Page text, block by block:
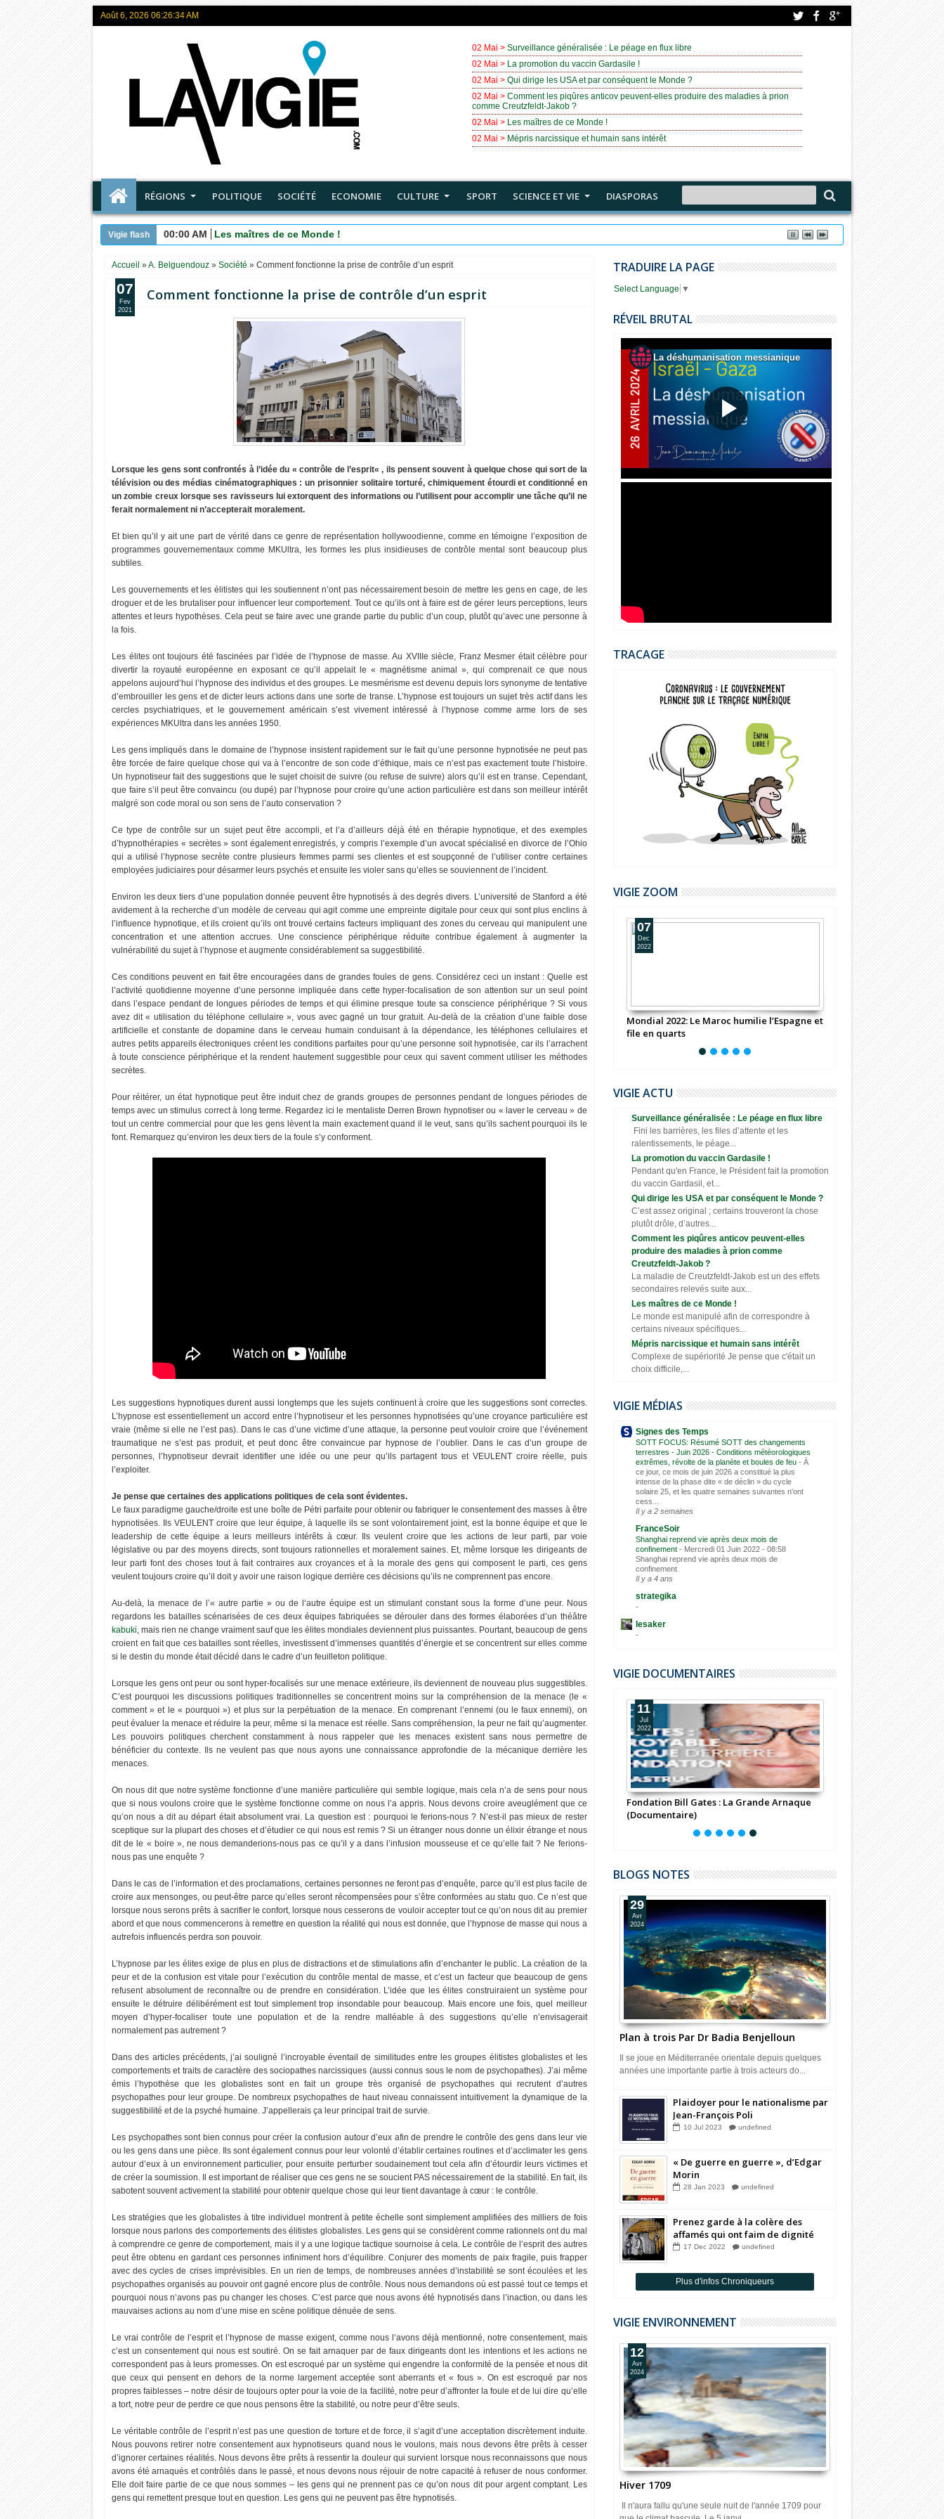
Août 6, 2026 06:26:35 AM
02 Mai > Surveillance généralisée : Le péage en flux libre
02 Mai > La promotion du vaccin Gardasile !
02 Mai > Qui dirige les USA et par conséquent le Monde ?
02 Mai > Comment les piqûres anticov peuvent-elles produire des maladies à prion
comme Creutzfeldt-Jakob ?
02 Mai > Les maîtres de ce Monde !
02 Mai > Mépris narcissique et humain sans intérêt
RÉGIONS POLITIQUE SOCIÉTÉ ECONOMIE CULTURE SPORT SCIENCE ET VIE DIASPORAS
Vigie flash 00:00 AM Mépris narcissique et humain sans intérêt
Accueil »A. Belguendouz »Société »Comment fonctionne la prise de contrôle d’un esprit
Comment fonctionne la prise de contrôle d’un esprit
Lorsque les gens sont confrontés à l’idée du « contrôle de l’esprit« , ils pensent souvent à quelque chose qui sort de la
télévision ou des médias cinématographiques : un prisonnier solitaire torturé, chimiquement étourdi et conditionné en
un zombie creux lorsque ses ravisseurs lui extorquent des informations ou l’utilisent pour accomplir une tâche qu’il ne
ferait normalement ni n’accepterait moralement.
Et bien qu’il y ait une part de vérité dans ce genre de représentation hollywoodienne, comme en témoigne l’exposition de
programmes gouvernementaux comme MKUltra, les formes les plus insidieuses de contrôle mental sont beaucoup plus
subtiles.
Les gouvernements et les élitistes qui les soutiennent n’ont pas nécessairement besoin de mettre les gens en cage, de les
droguer et de les brutaliser pour influencer leur comportement. Tout ce qu’ils ont à faire est de gérer leurs perceptions, leurs
attentes et leurs hypothèses. Cela peut se faire avec une grande partie du public d’un coup, plutôt qu’avec une personne à
la fois.
Les élites ont toujours été fascinées par l’idée de l’hypnose de masse. Au XVIIIe siècle, Franz Mesmer était célèbre pour
divertir la royauté européenne en exposant ce qu’il appelait le « magnétisme animal », qui comprenait ce que nous
appelons aujourd’hui l’hypnose des individus et des groupes. Le mesmérisme est devenu depuis lors synonyme de tentative
d’embrouiller les gens et de dicter leurs actions dans une sorte de transe. L’hypnose est toujours un sujet très actif dans les
cercles psychiatriques, et le gouvernement américain s’est vivement intéressé à l’hypnose comme arme lors de ses
expériences MKUltra dans les années 1950.
Les gens impliqués dans le domaine de l’hypnose insistent rapidement sur le fait qu’une personne hypnotisée ne peut pas
être forcée de faire quelque chose qui va à l’encontre de son code d’éthique, mais ce n’est pas exactement toute l’histoire.
Un hypnotiseur fait des suggestions que le sujet choisit de suivre (ou refuse de suivre) alors qu’il est en transe. Cependant,
que faire s’il peut être convaincu (ou dupé) par l’hypnose pour croire qu’une action particulière est dans son meilleur intérêt
malgré son code moral ou son sens de l’auto conservation ?
Ce type de contrôle sur un sujet peut être accompli, et l’a d’ailleurs déjà été en thérapie hypnotique, et des exemples
d’hypnothérapies « secrètes » sont également enregistrés, y compris l’exemple d’un avocat spécialisé en divorce de l’Ohio
qui a utilisé l’hypnose secrète contre plusieurs femmes parmi ses clientes et est soupçonné de l’utiliser contre certaines
employées judiciaires pour désarmer leurs psychés et ensuite les violer sans qu’elles se souviennent de l’incident.
Environ les deux tiers d’une population donnée peuvent être hypnotisés à des degrés divers. L’université de Stanford a été
avidement à la recherche d’un modèle de cerveau qui agit comme une empreinte digitale pour ceux qui sont plus enclins à
l’influence hypnotique, et ils croient qu’ils ont trouvé certains facteurs impliquant des zones du cerveau qui manipulent une
concentration et une attention accrues. Une conscience périphérique réduite contribue également à augmenter la
vulnérabilité du sujet à l’hypnose et augmente considérablement sa suggestibilité.
Ces conditions peuvent en fait être encouragées dans de grandes foules de gens. Considérez ceci un instant : Quelle est
l’activité quotidienne moyenne d’une personne impliquée dans cette hyper-focalisation de son attention sur un seul point
dans l’espace pendant de longues périodes de temps et qui élimine presque toute sa conscience périphérique ? Si vous
avez dit « utilisation du téléphone cellulaire », vous avec gagné un tour gratuit. Au-delà de la création d’une faible dose
artificielle et constante de dopamine dans le cerveau humain conduisant à la dépendance, les téléphones cellulaires et
autres petits appareils électroniques créent les conditions parfaites pour qu’une personne soit hypnotisée, car ils l’arrachent
à toute conscience périphérique et la rendent hautement suggestible pour ceux qui savent comment utiliser les méthodes
secrètes.
Pour réitérer, un état hypnotique peut être induit chez de grands groupes de personnes pendant de longues périodes de
temps avec un stimulus correct à long terme. Regardez ici le mentaliste Derren Brown hypnotiser ou « laver le cerveau » de
tout un centre commercial pour que les gens lèvent la main exactement quand il le veut, sans qu’ils sachent pourquoi ils le
font. Remarquez qu’environ les deux tiers de la foule s’y conforment.
Les suggestions hypnotiques durent aussi longtemps que les sujets continuent à croire que les suggestions sont correctes.
L’hypnose est essentiellement un accord entre l’hypnotiseur et les personnes hypnotisées qu’une croyance particulière est
vraie (même si elle ne l’est pas). Dans le cas d’une victime d’une attaque, la personne peut vouloir croire que l’événement
traumatique ne s’est pas produit, et peut donc être convaincue par hypnose de l’oublier. Dans le cas d’un groupe de
personnes, l’hypnotiseur devrait identifier une idée ou une peur qu’ils partagent tous et VEULENT croire réelle, puis
l’exploiter.
Je pense que certaines des applications politiques de cela sont évidentes.
Le faux paradigme gauche/droite est une boîte de Pétri parfaite pour obtenir ou fabriquer le consentement des masses à être
hypnotisées. Ils VEULENT croire que leur équipe, à laquelle ils se sont volontairement joint, est la bonne équipe et que le
leadership de cette équipe a leurs meilleurs intérêts à cœur. Ils veulent croire que les actions de leur parti, par voie
législative ou par des moyens directs, sont toujours rationnelles et moralement saines. Et, même lorsque les dirigeants de
leur parti font des choses tout à fait contraires aux croyances et à la morale des gens qui composent le parti, ces gens
veulent toujours croire qu’il doit y avoir une raison logique derrière ces décisions qu’ils ne comprennent pas encore.
Au-delà, la menace de l’« autre partie » ou de l’autre équipe est un stimulant constant sous la forme d’une peur. Nous
regardons les batailles scénarisées de ces deux équipes fabriquées se dérouler dans des formes élaborées d’un théâtre
kabuki, mais rien ne change vraiment sauf que les élites mondiales deviennent plus puissantes. Pourtant, beaucoup de gens
croient en fait que ces batailles sont réelles, investissent d’immenses quantités d’énergie et se concentrent sur elles comme
si le destin du monde était décidé dans le cadre d’un feuilleton politique.
Lorsque les gens ont peur ou sont hyper-focalisés sur une menace extérieure, ils deviennent de nouveau plus suggestibles.
C’est pourquoi les discussions politiques traditionnelles se concentrent moins sur la compréhension de la menace (le «
comment » et le « pourquoi ») et plus sur la perpétuation de la menace. En comprenant l’ennemi (ou le faux ennemi), on
peut évaluer la menace et réduire la peur, même si la menace est réelle. Sans compréhension, la peur ne fait qu’augmenter.
Les pouvoirs politiques cherchent constamment à nous rappeler que les menaces existent sans nous permettre de
bénéficier du contexte. Ils ne veulent pas que nous ayons une connaissance approfondie de la mécanique derrière les
menaces.
On nous dit que notre système fonctionne d’une manière particulière qui semble logique, mais cela n’a de sens pour nous
que si nous voulons croire que le système fonctionne comme on nous l’a appris. Nous devons croire aveuglément que ce
qu’on nous a dit au départ était absolument vrai. La question est : pourquoi le ferions-nous ? N’est-il pas mieux de rester
sceptique sur la plupart des choses et d’étudier ce qui nous est remis ? Si un étranger nous donne un élixir étrange et nous
dit de le « boire », ne nous demanderions-nous pas ce qu’il y a dans l’infusion mousseuse et ce qu’elle fait ? Ne ferions-
nous pas une enquête ?
Dans le cas de l’information et des proclamations, certaines personnes ne feront pas d’enquête, parce qu’il est plus facile de
croire aux mensonges, ou peut-être parce qu’elles seront récompensées pour s’être conformées au statu quo. Ce n’est que
lorsque nous serons prêts à sacrifier le confort, lorsque nous cesserons de vouloir accepter tout ce qu’on nous dit au premier
abord et que nous commencerons à remettre en question la réalité qui nous est donnée, que l’hypnose de masse qui nous a
autrefois influencés perdra son pouvoir.
L’hypnose par les élites exige de plus en plus de distractions et de stimulations afin d’enchanter le public. La création de la
peur et de la confusion est vitale pour l’exécution du contrôle mental de masse, et c’est un facteur que beaucoup de gens
refusent absolument de reconnaître ou de prendre en considération. L’idée que les élites construiraient un système pour
ensuite le détruire délibérément est tout simplement trop insondable pour beaucoup. Mais encore une fois, quel meilleur
moyen d’hyper-focaliser toute une population et de la rendre malléable à des suggestions qu’elle n’envisagerait
normalement pas autrement ?
Dans des articles précédents, j’ai souligné l’incroyable éventail de similitudes entre les groupes élitistes globalistes et les
comportements et traits de caractère des sociopathes narcissiques (aussi connus sous le nom de psychopathes). J’ai même
émis l’hypothèse que les globalistes sont en fait un groupe très organisé de psychopathes qui recrutent d’autres
psychopathes pour leur groupe. De nombreux psychopathes de haut niveau connaissent intuitivement la dynamique de la
suggestibilité et de la psyché humaine. J’appellerais ça leur principal trait de survie.
Les psychopathes sont bien connus pour créer la confusion autour d’eux afin de prendre le contrôle des gens dans leur vie
ou les gens dans une pièce. Ils sont également connus pour leur volonté d’établir certaines routines et d’acclimater les gens
autour d’eux à un environnement particulier, pour ensuite perturber soudainement tout cela afin d’étourdir leurs victimes et
de créer la soumission. Il est important de réaliser que ces gens ne se soucient PAS nécessairement de la stabilité. En fait, ils
sabotent souvent activement la stabilité pour obtenir quelque chose qui leur tient davantage à cœur : le contrôle.
Les stratégies que les globalistes à titre individuel montrent à petite échelle sont simplement amplifiées des milliers de fois
lorsque nous parlons des comportements des élitistes globalistes. Les gens qui se considèrent comme rationnels ont du mal
à comprendre ce genre de comportement, mais il y a une logique tactique sournoise à cela. Le contrôle de l’esprit des autres
peut être obtenu en gardant ces personnes infiniment hors d’équilibre. Conjurer des moments de paix fragile, puis frapper
avec des cycles de crises imprévisibles. En un rien de temps, de nombreuses années d’instabilité se sont écoulées et les
psychopathes organisés au pouvoir ont gagné encore plus de contrôle. Nous nous demandons où est passé tout ce temps et
pourquoi nous n’avons pas pu changer les choses. C’est parce que nous avons été hypnotisés dans l’inaction, ou dans les
mauvaises actions au nom d’une mise en scène politique dénuée de sens.
Le vrai contrôle de l’esprit et l’hypnose de masse exigent, comme nous l’avons déjà mentionné, notre consentement, mais
c’est un consentement qui nous est soutiré. On se fait arnaquer par de faux dirigeants dont les intentions et les actions ne
correspondent pas à leurs promesses. On est escroqué par un système qui engendre la conformité de la pensée et nous dit
que ceux qui pensent en dehors de la norme largement acceptée sont aberrants et « fous ». On est escroqué par nos
propres faiblesses – notre désir de toujours opter pour la voie de la facilité, notre peur d’affronter la foule et de lui dire qu’elle
a tort, notre peur de perdre ce que nous pensons être la stabilité, ou notre peur d’être seuls.
Le véritable contrôle de l’esprit n’est pas une question de torture et de force, il s’agit d’une acceptation discrètement induite.
Nous pouvons retirer notre consentement aux hypnotiseurs quand nous le voulons, mais nous devons être prêts à cesser
d’ignorer certaines réalités. Nous devons être prêts à ressentir la douleur qui survient lorsque nous reconnaissons que nous
avons été arnaqués et contrôlés dans le passé, et nous devons nous réjouir de notre capacité à refuser de nous conformer.
Elle doit faire partie de ce que nous sommes – les gens qui ne prennent pas ce qu’on nous dit pour argent comptant. Les
gens qui remettent presque tout en question. Les gens qui ne peuvent pas être hypnotisés.
07
Fev
2021
TRADUIRE LA PAGE
Select Language ▼
RÉVEIL BRUTAL
TRACAGE
VIGIE ZOOM
Mondial 2022: Le Maroc humilie l’Espagne et
file en quarts
07
Dec
2022
Maroc : Feuille de
le stress hydrique
20
Oct
2022
VIGIE ACTU
Surveillance généralisée : Le péage en flux libre
Fini les barrières, les files d’attente et les
ralentissements, le péage...
La promotion du vaccin Gardasile !
Pendant qu'en France, le Président fait la promotion
du vaccin Gardasil, et...
Qui dirige les USA et par conséquent le Monde ?
C’est assez original ; certains trouveront la chose
plutôt drôle, d’autres...
Comment les piqûres anticov peuvent-elles
produire des maladies à prion comme
Creutzfeldt-Jakob ?
La maladie de Creutzfeldt-Jakob est un des effets
secondaires relevés suite aux...
Les maîtres de ce Monde !
Le monde est manipulé afin de correspondre à
certains niveaux spécifiques...
Mépris narcissique et humain sans intérêt
Complexe de supériorité Je pense que c'était un
choix difficile,...
VIGIE MÉDIAS
Signes des Temps
SOTT FOCUS: Résumé SOTT des changements
terrestres - Juin 2026 - Conditions météorologiques
extrêmes, révolte de la planète et boules de feu - À
ce jour, ce mois de juin 2026 a constitué la plus
intense de la phase dite « de déclin » du cycle
solaire 25, et les quatre semaines suivantes n'ont
cess...
Il y a 2 semaines
FranceSoir
Shanghai reprend vie après deux mois de
confinement - Mercredi 01 Juin 2022 - 08:58
Shanghai reprend vie après deux mois de
confinement
Il y a 4 ans
strategika
-
lesaker
-
VIGIE DOCUMENTAIRES
L'endroit le plus chaud de la planète
(70.7°C) le Désert de LOUT
15
Sep
2022
Le Pouvoir Occulte Américain - l'Ordre des
Skull & Bones - Anthony C Sutton
10
Aut
2022
Terrain - le Film : La tyrannie de la fausse
pandémie mondiale
21
Jul
2022
Fondation Bill Gates : La Grande Arnaque
(Documentaire)
11
Jul
2022
BLOGS NOTES
Plan à trois Par Dr Badia Benjelloun
29
Avr
2024
Il se joue en Méditerranée orientale depuis quelques
années une importante partie à trois acteurs do...
Plaidoyer pour le nationalisme par
Jean-François Poli
10 Jul 2023 undefined
« De guerre en guerre », d’Edgar
Morin
28 Jan 2023 undefined
Prenez garde à la colère des
affamés qui ont faim de dignité
Par Badia Benjelloun
17 Dec 2022 undefined
Plus d'infos Chroniqueurs
VIGIE ENVIRONNEMENT
Hiver 1709
12
Avr
2024
Il n'aura fallu qu'une seule nuit de l'année 1709 pour